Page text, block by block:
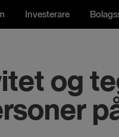
Investerare
og